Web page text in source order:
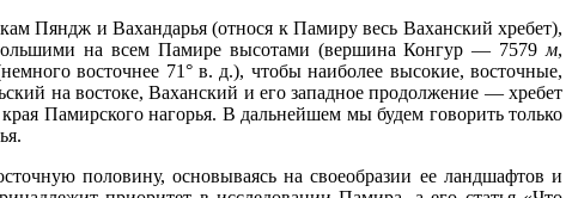
Пяндж и Вахандарья (относя к Памиру весь Ваханский хребет),
на всем Памире высотами (вершина Конгур — 7579 м,
восточнее 71° в. д.), чтобы наиболее высокие, восточные,
на востоке, Ваханский и его западное продолжение — хребет
Памирского нагорья. В дальнейшем мы будем говорить только
половину, основываясь на своеобразии ее ландшафтов и